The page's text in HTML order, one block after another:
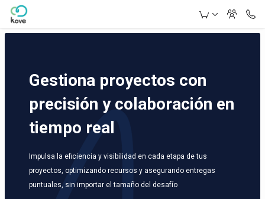
Skip to Main Content
Gestiona proyectos con
precisión y colaboración en
tiempo real
Impulsa la eficiencia y visibilidad en cada etapa de tus
proyectos, optimizando recursos y asegurando entregas
puntuales, sin importar el tamaño del desafío